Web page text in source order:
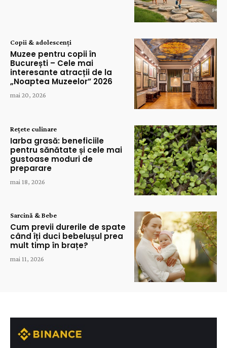
Copii & adolescenți
Muzee pentru copii în
București – Cele mai
interesante atracții de la
„Noaptea Muzeelor” 2026
mai 20, 2026
Rețete culinare
Iarba grasă: beneficiile
pentru sănătate și cele mai
gustoase moduri de
preparare
mai 18, 2026
Sarcină & Bebe
Cum previi durerile de spate
când îți duci bebelușul prea
mult timp în brațe?
mai 11, 2026